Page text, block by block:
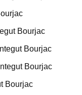
Bourjac
Bourjac
Bourjac
Bourjac